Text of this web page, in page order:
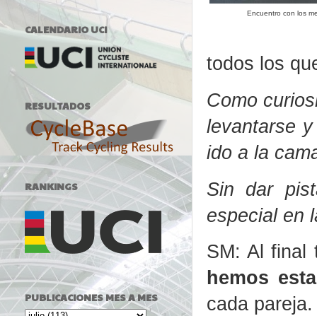
Encuentro con los
todos los
Como
levantarse
ido a la
Sin dar
especial en
SM: Al
hemos
cada pareja.
CALENDARIO UCI
RESULTADOS
RANKINGS
PUBLICACIONES MES A MES